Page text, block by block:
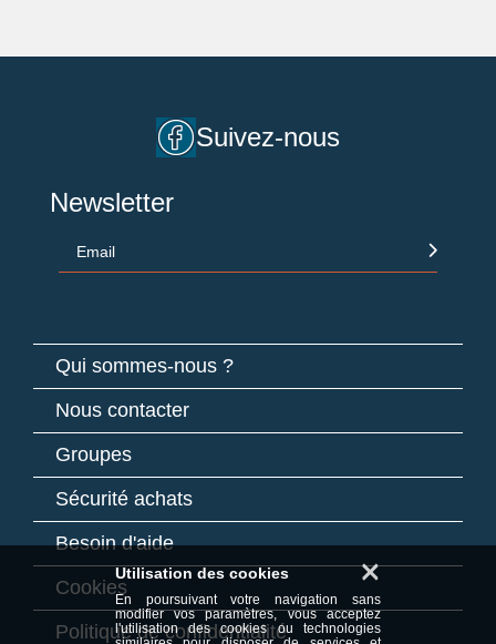
Suivez-nous
Newsletter
Email
Qui sommes-nous ?
Nous contacter
Groupes
Sécurité achats
Besoin d'aide
Cookies
Politique de confidentialité
×
Utilisation des cookies
En poursuivant votre navigation sans
modifier vos paramètres, vous acceptez
l'utilisation des cookies ou technologies